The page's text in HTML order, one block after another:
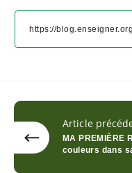
Article
MA PREMIÈRE
couleurs dans